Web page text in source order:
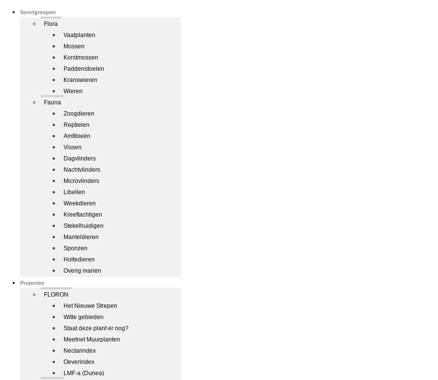
Soortgroepen
Flora
Vaatplanten
Mossen
Korstmossen
Paddenstoelen
Kranswieren
Wieren
Fauna
Zoogdieren
Reptielen
Amfibieën
Vissen
Dagvlinders
Nachtvlinders
Microvlinders
Libellen
Weekdieren
Kreeftachtigen
Stekelhuidigen
Manteldieren
Sponzen
Holtedieren
Overig marien
Projecten
FLORON
Het Nieuwe Strepen
Witte gebieden
Staat deze plant er nog?
Meetnet Muurplanten
Nectarindex
Oeverindex
LMF-a (Dunea)